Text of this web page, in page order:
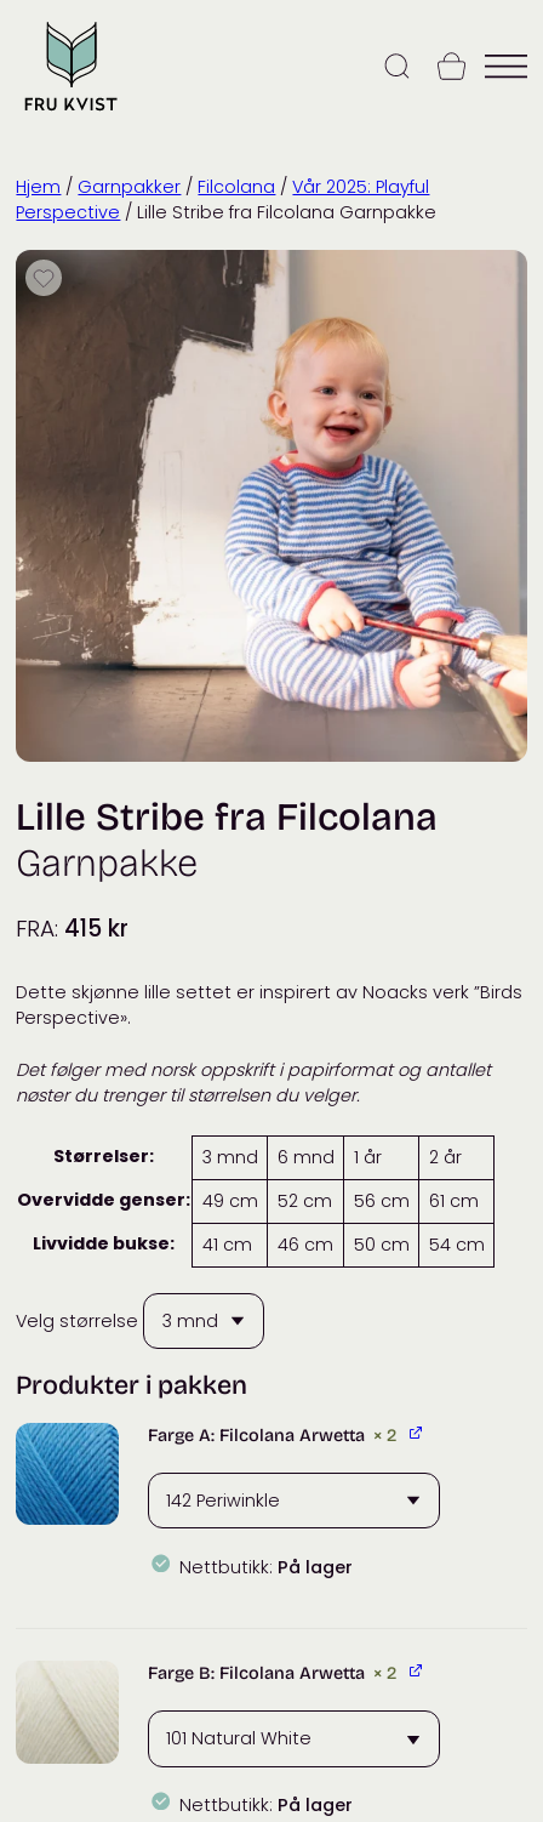
content
Hjem / Garnpakker / Filcolana /Vår 2025: Playful
Perspective / Lille Stribe fra Filcolana Garnpakke
Lille Stribe fra Filcolana
Garnpakke
FRA: 415 kr
Dette skjønne lille settet er inspirert av Noacks verk ”Birds
Perspective».
Det følger med norsk oppskrift i papirformat og antallet
nøster du trenger til størrelsen du velger.
Størrelser: 3 mnd 6 mnd 1 år
2 år
Overvidde genser: 49 cm 52 cm 56 cm
61 cm
Livvidde bukse:
41 cm 46 cm 50 cm 54 cm
Velg størrelse
Produkter i pakken
Farge A: Filcolana Arwetta × 2
Nettbutikk: På lager
Farge B: Filcolana Arwetta × 2
Nettbutikk: På lager